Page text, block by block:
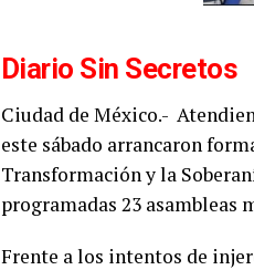
Diario Sin Secretos
Ciudad de México.-
este sábado arrancaron
Transformación y la
programadas 23 asambleas
Frente a los intentos de